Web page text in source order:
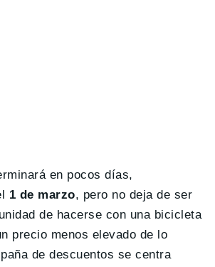
en pocos días,
1 de marzo, pero no deja de ser
de hacerse con una bicicleta
precio menos elevado de lo
de descuentos se centra